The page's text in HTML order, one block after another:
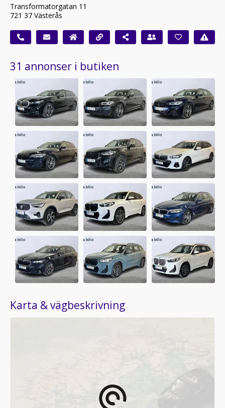
Transformatorgatan 11
721 37 Västerås
31 annonser i butiken
Karta & vägbeskrivning